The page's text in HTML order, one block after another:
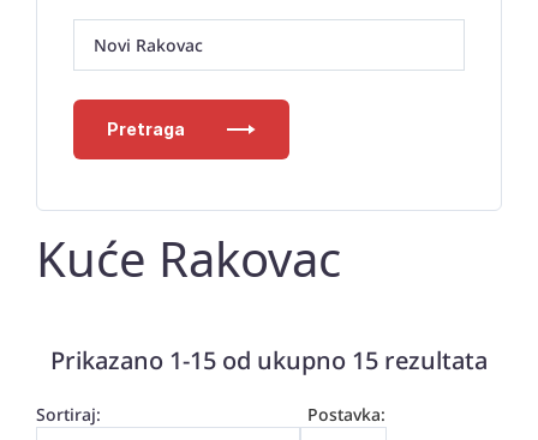
Novi Rakovac
Pretraga
Kuće Rakovac
Prikazano 1-15 od ukupno 15 rezultata
Postavka:
Sortiraj: